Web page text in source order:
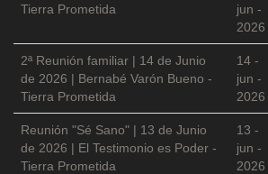
Tierra Prometida
jun -
2026
2ª Reunión familiar | 14 de Junio
de 2026 | Bernabé Varón Bueno -
Tierra Prometida
14 -
jun -
2026
Reunión "Sé Sano" | 13 de Junio
de 2026 | El Testimonio es Poder -
Tierra Prometida
13 -
jun -
2026